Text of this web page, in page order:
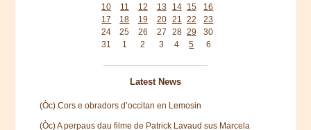
10
11 12 13 14 15
16
17
18 19 20 21 22
23
24
25 26 27 28 29
30
31
1 2 3 4 5 6
Latest News
(Òc) Cors e obradors d’occitan en Lemosin
(Òc) A perpaus dau filme de Patrick Lavaud sus Marcela